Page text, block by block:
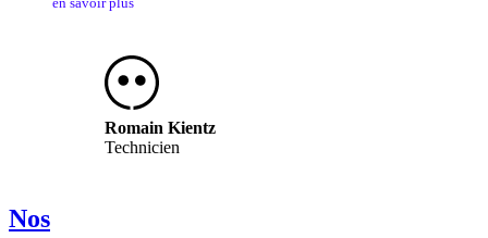
Romain Kientz
Technicien
Nos